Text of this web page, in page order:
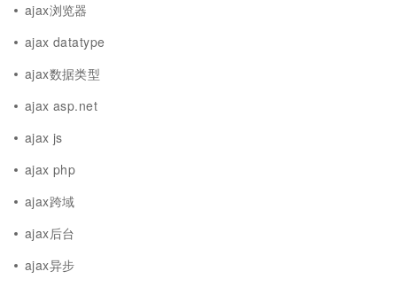
ajax浏览器
ajax datatype
ajax数据类型
ajax asp.net
ajax js
ajax php
ajax跨域
ajax后台
ajax异步